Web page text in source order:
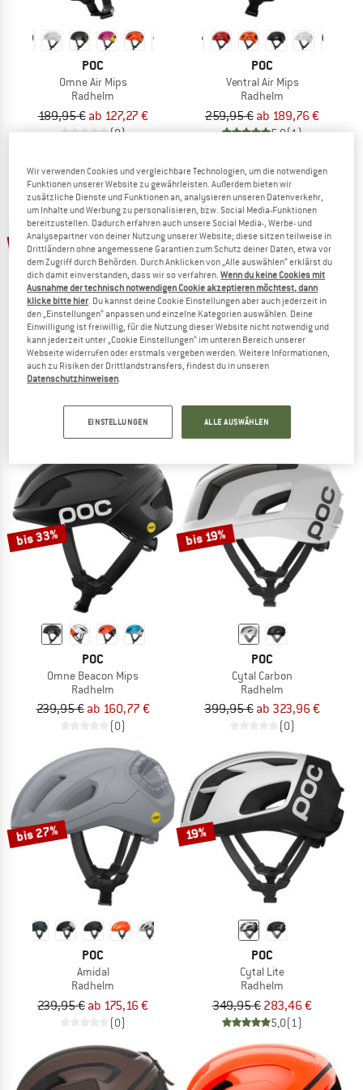
POC
Omne Air Mips
Radhelm
189,95 € ab 127,27 €
(0)
POC
Ventral Air Mips
Radhelm
259,95 € ab 189,76 €
5,0(1)
bis 29%
POC
Cytal
319,95 €
(0)
10%
POC
199,95 €
bis 33%
POC
Omne Beacon Mips
Radhelm
239,95 € ab 160,77 €
(0)
bis 19%
POC
Cytal Carbon
Radhelm
399,95 € ab 323,96 €
(0)
bis 27%
POC
Amidal
Radhelm
239,95 € ab 175,16 €
(0)
19%
POC
Cytal Lite
Radhelm
349,95 € 283,46 €
5,0(1)
Wir verwenden Cookies und vergleichbare Technologien, um die notwendigen
Funktionen unserer Website zu gewährleisten. Außerdem bieten wir
zusätzliche Dienste und Funktionen an, analysieren unseren Datenverkehr,
um Inhalte und Werbung zu personalisieren, bzw. Social Media-Funktionen
bereitzustellen. Dadurch erfahren auch unsere Social Media-, Werbe- und
Analysepartner von deiner Nutzung unserer Website; diese sitzen teilweise in
Drittländern ohne angemessene Garantien zum Schutz deiner Daten, etwa vor
dem Zugriff durch Behörden. Durch Anklicken von „Alle auswählen“ erklärst du
dich damit einverstanden, dass wir so verfahren.Wenn du keine Cookies mit
Ausnahme der technisch notwendigen Cookie akzeptieren möchtest, dann
klicke bitte hier . Du kannst deine Cookie Einstellungen aber auch jederzeit in
den „Einstellungen“ anpassen und einzelne Kategorien auswählen. Deine
Einwilligung ist freiwillig, für die Nutzung dieser Website nicht notwendig und
kann jederzeit unter „Cookie Einstellungen“ im unteren Bereich unserer
Webseite widerrufen oder erstmals vergeben werden. Weitere Informationen,
auch zu Risiken der Drittlandstransfers, findest du in unseren
Datenschutzhinweisen
EINSTELLUNGEN ALLE AUSWÄHLEN